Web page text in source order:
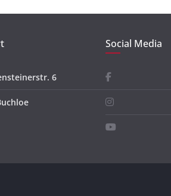
6
Social Media